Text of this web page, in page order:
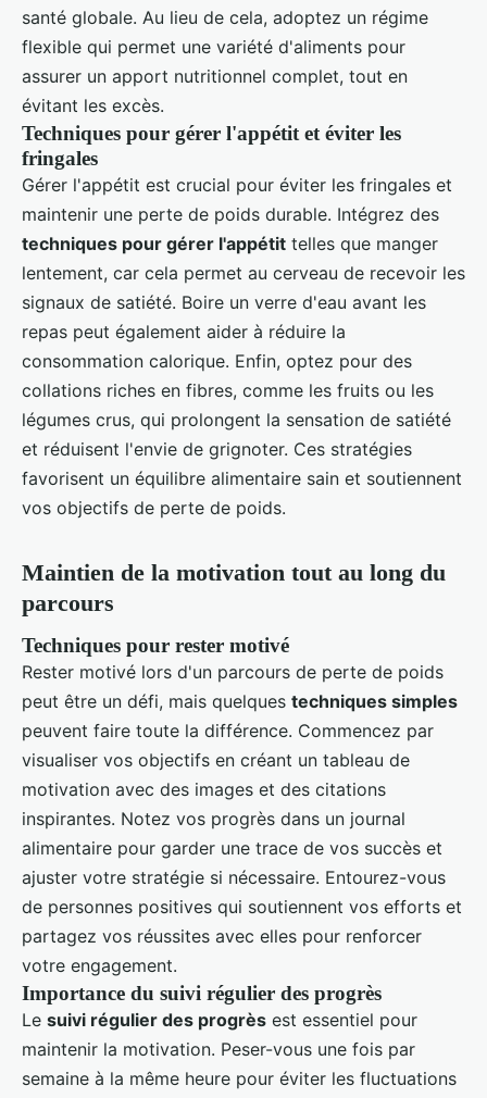
santé globale. Au lieu de cela, adoptez un régime
flexible qui permet une variété d'aliments pour
assurer un apport nutritionnel complet, tout en
évitant les excès.
Techniques pour gérer l'appétit et éviter les
fringales
Gérer l'appétit est crucial pour éviter les fringales et
maintenir une perte de poids durable. Intégrez des
techniques pour gérer l'appétit telles que manger
lentement, car cela permet au cerveau de recevoir les
signaux de satiété. Boire un verre d'eau avant les
repas peut également aider à réduire la
consommation calorique. Enfin, optez pour des
collations riches en fibres, comme les fruits ou les
légumes crus, qui prolongent la sensation de satiété
et réduisent l'envie de grignoter. Ces stratégies
favorisent un équilibre alimentaire sain et soutiennent
vos objectifs de perte de poids.
Maintien de la motivation tout au long du
parcours
Techniques pour rester motivé
Rester motivé lors d'un parcours de perte de poids
peut être un défi, mais quelques techniques simples
peuvent faire toute la différence. Commencez par
visualiser vos objectifs en créant un tableau de
motivation avec des images et des citations
inspirantes. Notez vos progrès dans un journal
alimentaire pour garder une trace de vos succès et
ajuster votre stratégie si nécessaire. Entourez-vous
de personnes positives qui soutiennent vos efforts et
partagez vos réussites avec elles pour renforcer
votre engagement.
Importance du suivi régulier des progrès
Le suivi régulier des progrès est essentiel pour
maintenir la motivation. Peser-vous une fois par
semaine à la même heure pour éviter les fluctuations